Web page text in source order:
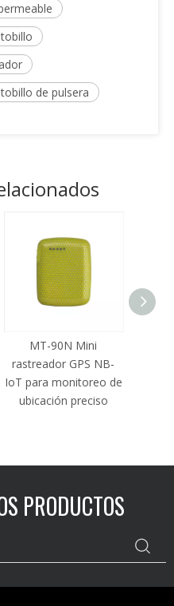
de pulsera
MT-90N Mini
rastreador GPS NB-
IoT para monitoreo de
ubicación preciso
PRODUCTOS